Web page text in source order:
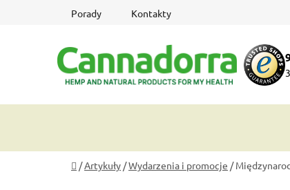
Porady Kontakty
Home
/Artykuły /Wydarzenia i promocje /